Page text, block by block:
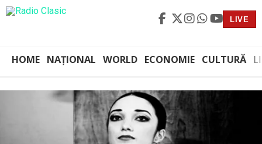
LIVE
HOME NAȚIONAL WORLD ECONOMIE CULTURĂ